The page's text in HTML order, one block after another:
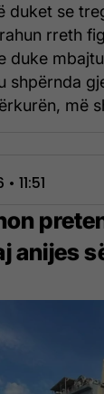
duket se
rreth
duke
shpërnda
më
11:51
anijes